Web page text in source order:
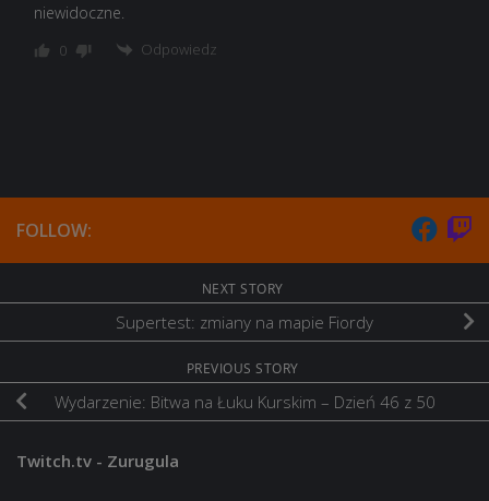
niewidoczne.
0 Odpowiedz
FOLLOW:
NEXT STORY
Supertest: zmiany na mapie Fiordy
PREVIOUS STORY
Wydarzenie: Bitwa na Łuku Kurskim – Dzień 46 z 50
Twitch.tv - Zurugula